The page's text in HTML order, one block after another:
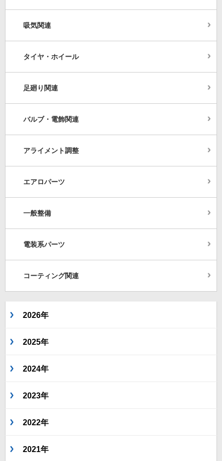
吸気関連
タイヤ・ホイール
足廻り関連
バルブ・電飾関連
アライメント調整
エアロパーツ
一般整備
電装系パーツ
コーティング関連
2026年
2025年
2024年
2023年
2022年
2021年